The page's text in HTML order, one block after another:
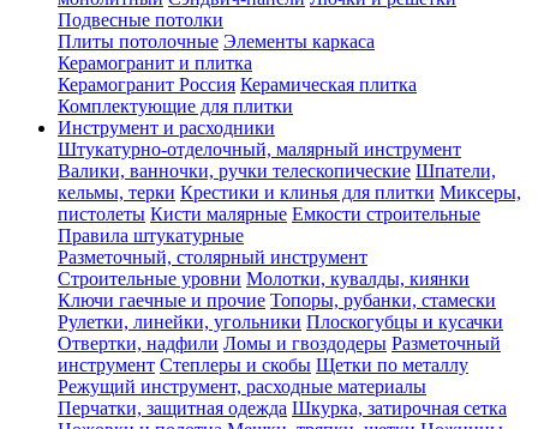
Подвесные потолки
Плиты потолочные Элементы каркаса
Керамогранит и плитка
Керамогранит Россия Керамическая плитка
Комплектующие для плитки
Инструмент и расходники
Штукатурно-отделочный, малярный инструмент
Валики, ванночки, ручки телескопические Шпатели,
кельмы, терки Крестики и клинья для плитки Миксеры,
пистолеты Кисти малярные Емкости строительные
Правила штукатурные
Разметочный, столярный инструмент
Строительные уровни Молотки, кувалды, киянки
Ключи гаечные и прочие Топоры, рубанки, стамески
Рулетки, линейки, угольники Плоскогубцы и кусачки
Отвертки, надфили Ломы и гвоздодеры Разметочный
инструмент Степлеры и скобы Щетки по металлу
Режущий инструмент, расходные материалы
Перчатки, защитная одежда Шкурка, затирочная сетка